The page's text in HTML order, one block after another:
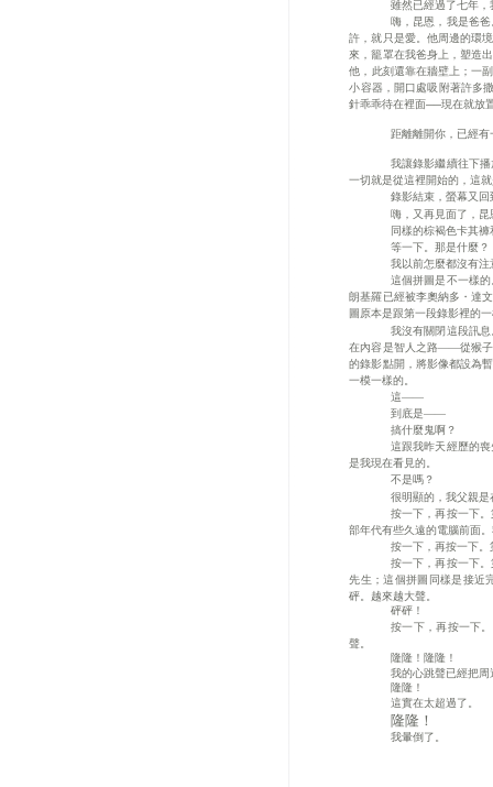
雖然已經過了七年
嗨，昆恩，我是爸
許，就只是愛。他周邊的環
來，籠罩在我爸身上，塑造
他，此刻還靠在牆壁上；一
小容器，開口處吸附著許多
針乖乖待在裡面──現在就放
距離離開你，已經
我讓錄影繼續往下
一切就是從這裡開始的，這
錄影結束，螢幕又
嗨，又再見面了，
同樣的棕褐色卡其
等一下。那是什麼？
我以前怎麼都沒有注
這個拼圖是不一樣
朗基羅已經被李奧納多・達
圖原本是跟第一段錄影裡的
我沒有關閉這段訊
在內容是智人之路――從猴子
的錄影點開，將影像都設為
一模一樣的。
這――
到底是――
搞什麼鬼啊？
這跟我昨天經歷的
是我現在看見的。
不是嗎？
很明顯的，我父親
按一下，再按一下
部年代有些久遠的電腦前面
按一下，再按一下
按一下，再按一下
先生；這個拼圖同樣是接近
砰。越來越大聲。
砰砰 ！
按一下，再按一下
聲。
隆隆！隆隆！
我的心跳聲已經把
隆隆！
這實在太超過了。
隆隆！
我暈倒了。